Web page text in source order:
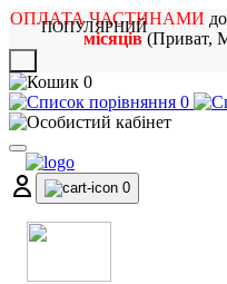
ОПЛАТА ЧАСТИНАМИ до
місяців(Приват,
0
0
0
ПОПУЛЯРНИЙ